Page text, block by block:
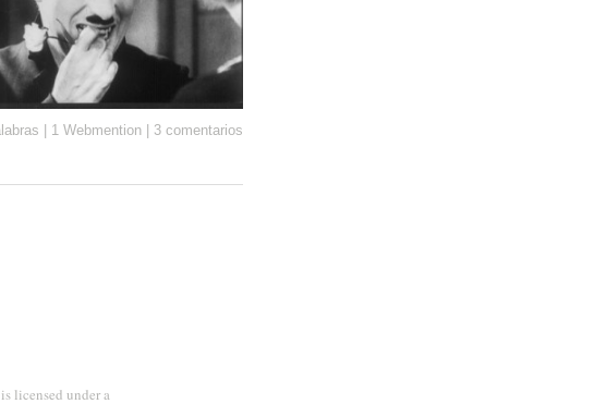
| 1 Webmention | 3 comentarios
is licensed under a